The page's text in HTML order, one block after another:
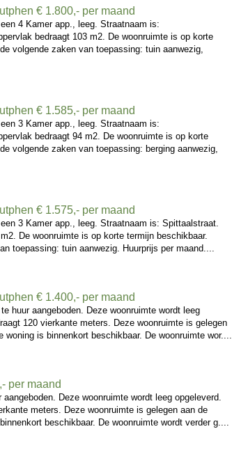
€ 1.800,- per maand
4 Kamer app., leeg. Straatnaam is:
bedraagt 103 m2. De woonruimte is op korte
volgende zaken van toepassing: tuin aanwezig,
€ 1.585,- per maand
3 Kamer app., leeg. Straatnaam is:
bedraagt 94 m2. De woonruimte is op korte
volgende zaken van toepassing: berging aanwezig,
€ 1.575,- per maand
3 Kamer app., leeg. Straatnaam is: Spittaalstraat.
De woonruimte is op korte termijn beschikbaar.
toepassing: tuin aanwezig. Huurprijs per maand....
€ 1.400,- per maand
huur aangeboden. Deze woonruimte wordt leeg
120 vierkante meters. Deze woonruimte is gelegen
woning is binnenkort beschikbaar. De woonruimte wor....
per maand
Deze woonruimte wordt leeg opgeleverd.
meters. Deze woonruimte is gelegen aan de
beschikbaar. De woonruimte wordt verder g....